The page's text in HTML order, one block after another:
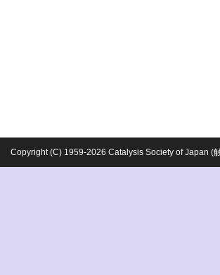
Copyright (C) 1959-2026 Catalysis Society of Japan (